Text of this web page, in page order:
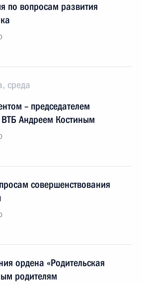
по вопросам развития
среда
– председателем
Андреем Костиным
совершенствования
ордена «Родительская
родителям